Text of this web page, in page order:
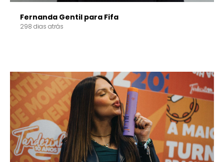
Fernanda Gentil para Fifa
298 dias atrás